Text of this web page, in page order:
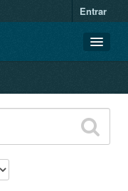
Entrar